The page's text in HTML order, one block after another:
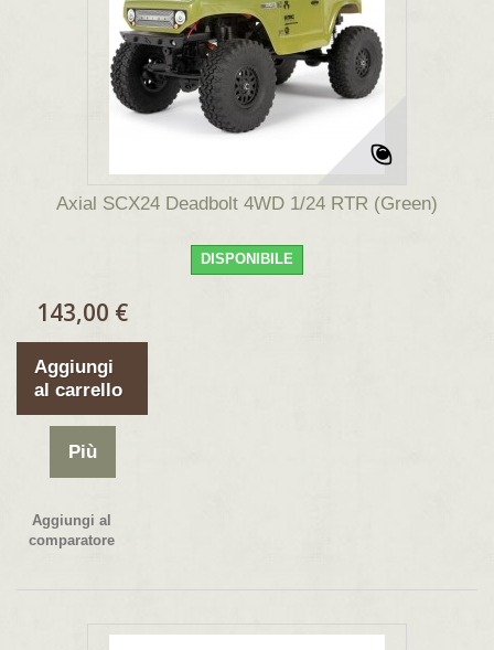
Axial SCX24 Deadbolt 4WD 1/24 RTR (Green)
DISPONIBILE
143,00 €
Aggiungi
al carrello
Più
Aggiungi al
comparatore